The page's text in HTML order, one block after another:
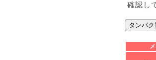
確認し
タンパク